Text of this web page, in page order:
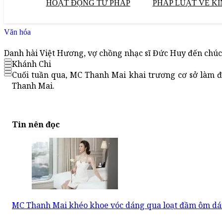
HOẠT ĐỘNG TƯ PHÁP PHÁP LUẬT VỀ
Văn hóa
Danh hài Việt Hương, vợ chồng nhạc sĩ Đức Huy đến
Khánh Chi
Cuối tuần qua, MC Thanh Mai khai trương cơ sở làm
Thanh Mai.
Tin nên đọc
MC Thanh Mai khéo khoe vóc dáng qua loạt đầm ôm